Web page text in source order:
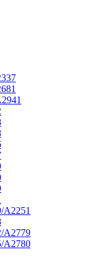
A2251
A2779
A2780